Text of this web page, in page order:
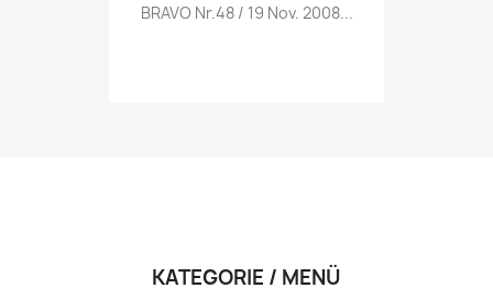
Vorschau
BRAVO Nr.48 / 19 Nov. 2008...
KATEGORIE / MENÜ